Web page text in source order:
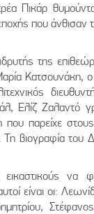
Πικάρ
που άνθισαν
της
Κατσουνάκη, ο
Ελίζ Ζαλαντό
παρείχε
Τη βιογραφία του
να
είναι οι: